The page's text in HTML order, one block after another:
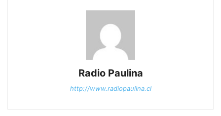
Radio Paulina
http://www.radiopaulina.cl